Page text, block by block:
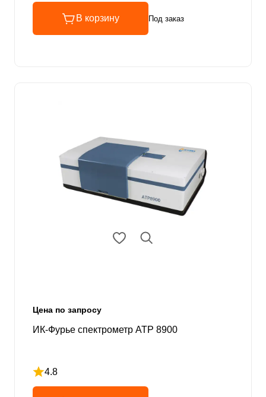
В корзину Под заказ
Цена по запросу
ИК-Фурье спектрометр ATP 8900
4.8
Рейтинг 4.8 из 5